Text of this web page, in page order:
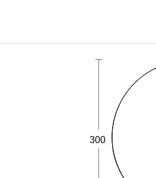
300